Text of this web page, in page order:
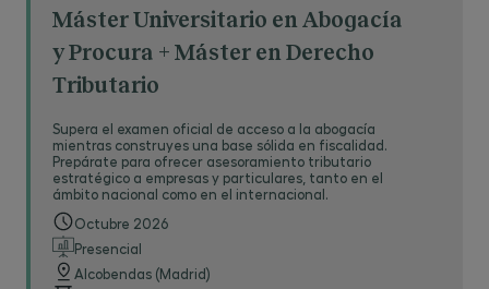
Máster Universitario en Abogacía
y Procura + Máster en Derecho
Tributario
Supera el examen oficial de acceso a la abogacía
mientras construyes una base sólida en fiscalidad.
Prepárate para ofrecer asesoramiento tributario
estratégico a empresas y particulares, tanto en el
ámbito nacional como en el internacional.
Octubre 2026
Presencial
Alcobendas (Madrid)